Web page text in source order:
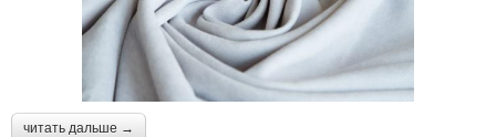
Шторы для большого
зала
Материал для штор
читать дальше →